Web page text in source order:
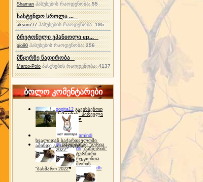
Shaman პასუხების რაოდენობა:55
სასტენდო სროლა ...
akson777 პასუხების რაოდენობა:195
ბრეტონული ეპანიოლი ep...
gio90 პასუხების რაოდენობა:256
მწყერზე ნადირობა
Marco-Polo პასუხების რაოდენობა:4137
ბოლო კომენტარები
gogita12 გავიხსენოთ
"ბაზიერის" პირველი
ტურნირი ❤
amindi
ხვალიდან საქართველოში
ამინდი გაუარესდება
dh სპორტინგი "გურია
2022"
dh "ბაზიერის"
ტურნირი
რეგიონთა
შორის
"ბახმარო 2022"
dh